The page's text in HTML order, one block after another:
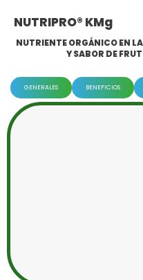
NUTRIPRO® KMg
NUTRIENTE ORGÁNICO EN
Y SABOR DE
GENERALES BENEFICIOS